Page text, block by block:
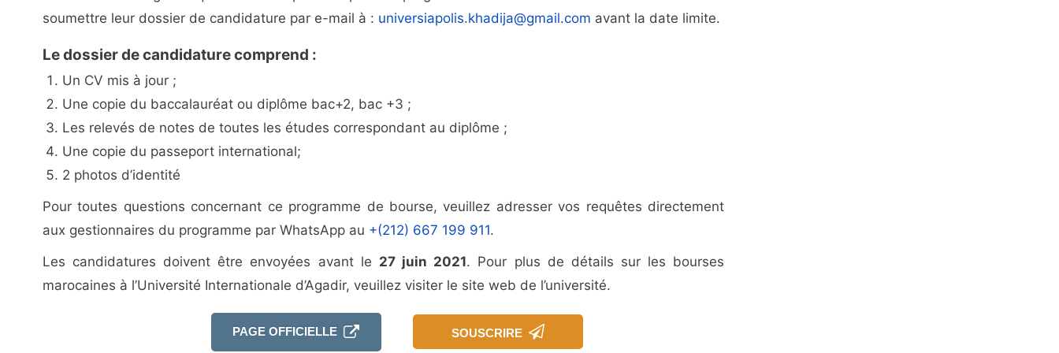
soumettre leur dossier de candidature par e-mail à : universiapolis.khadija@gmail.com avant la date limite.
Le dossier de candidature comprend :
Un CV mis à jour ;
Une copie du baccalauréat ou diplôme bac+2, bac +3 ;
Les relevés de notes de toutes les études correspondant au diplôme ;
Une copie du passeport international;
2 photos d’identité
Pour toutes questions concernant ce programme de bourse, veuillez adresser vos requêtes directement
aux gestionnaires du programme par WhatsApp au +(212) 667 199 911.
Les candidatures doivent être envoyées avant le 27 juin 2021. Pour plus de détails sur les bourses
marocaines à l’Université Internationale d’Agadir, veuillez visiter le site web de l’université.
PAGE OFFICIELLE SOUSCRIRE